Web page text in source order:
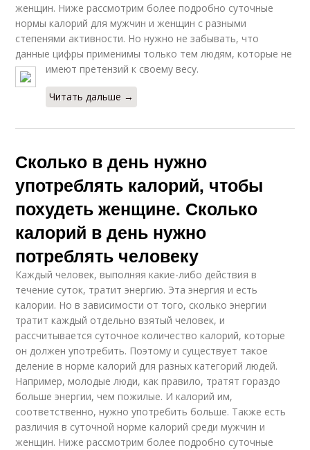
женщин. Ниже рассмотрим более подробно суточные
нормы калорий для мужчин и женщин с разными
степенями активности. Но нужно не забывать, что
данные цифры применимы только тем людям, которые не
имеют претензий к своему весу.
Читать дальше →
Сколько в день нужно
употреблять калорий, чтобы
похудеть женщине. Сколько
калорий в день нужно
потреблять человеку
Каждый человек, выполняя какие-либо действия в
течение суток, тратит энергию. Эта энергия и есть
калории. Но в зависимости от того, сколько энергии
тратит каждый отдельно взятый человек, и
рассчитывается суточное количество калорий, которые
он должен употребить. Поэтому и существует такое
деление в норме калорий для разных категорий людей.
Например, молодые люди, как правило, тратят гораздо
больше энергии, чем пожилые. И калорий им,
соответственно, нужно употребить больше. Также есть
различия в суточной норме калорий среди мужчин и
женщин. Ниже рассмотрим более подробно суточные